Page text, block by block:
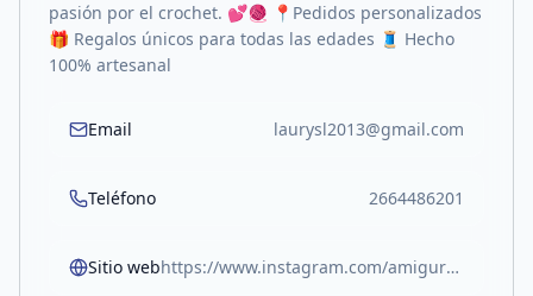
pasión por el crochet. 💕🧶 📍Pedidos personalizados
🎁 Regalos únicos para todas las edades 🧵 Hecho
100% artesanal
Email laurysl2013@gmail.com
Teléfono 2664486201
Sitio web https://www.instagram.com/amigurumis.guala?igsh=d2k5eDgycDhlajQ0